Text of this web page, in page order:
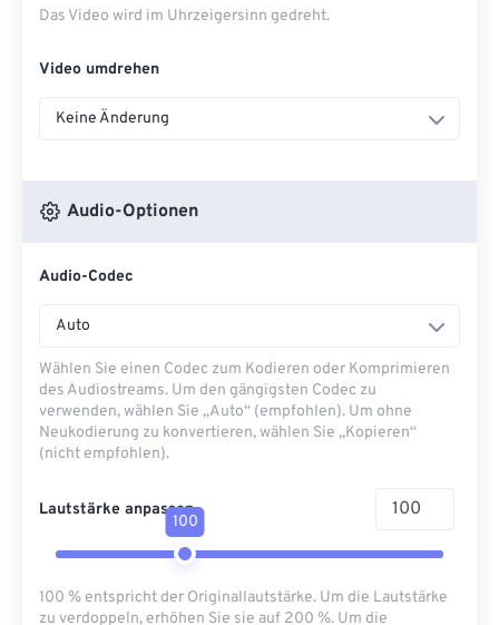
Das Video wird im Uhrzeigersinn gedreht.
Video umdrehen
Keine Änderung
Audio-Optionen
Audio-Codec
Auto
Wählen Sie einen Codec zum Kodieren oder Komprimieren
des Audiostreams. Um den gängigsten Codec zu
verwenden, wählen Sie „Auto“ (empfohlen). Um ohne
Neukodierung zu konvertieren, wählen Sie „Kopieren“
(nicht empfohlen).
Lautstärke anpassen
100
100 % entspricht der Originallautstärke. Um die Lautstärke
zu verdoppeln, erhöhen Sie sie auf 200 %. Um die